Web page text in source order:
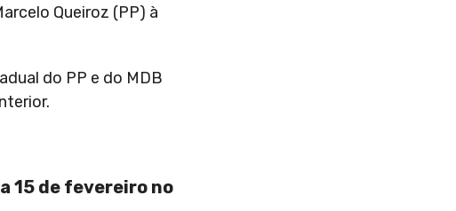
Queiroz (PP) à
do PP e do MDB
15 de fevereiro no